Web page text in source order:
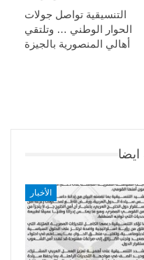
التنسيقية تواصل جولات
الحوار الوطني … وتلتقي
أهالي المنصورية بالجيزة
الأخبار